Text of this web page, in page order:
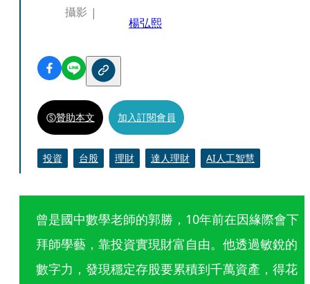
攝影
楊弘熙
贊助本文 加入訂閱會員
投資 台股 理財 達人理財 AI人工智慧
曾是國中數學老師的郭勝，10年前在因緣際會下
拜師學藝，靠投資實現財富自由。他透過敏銳的
數字力，發現穩定存股要累積到千萬資產，得花